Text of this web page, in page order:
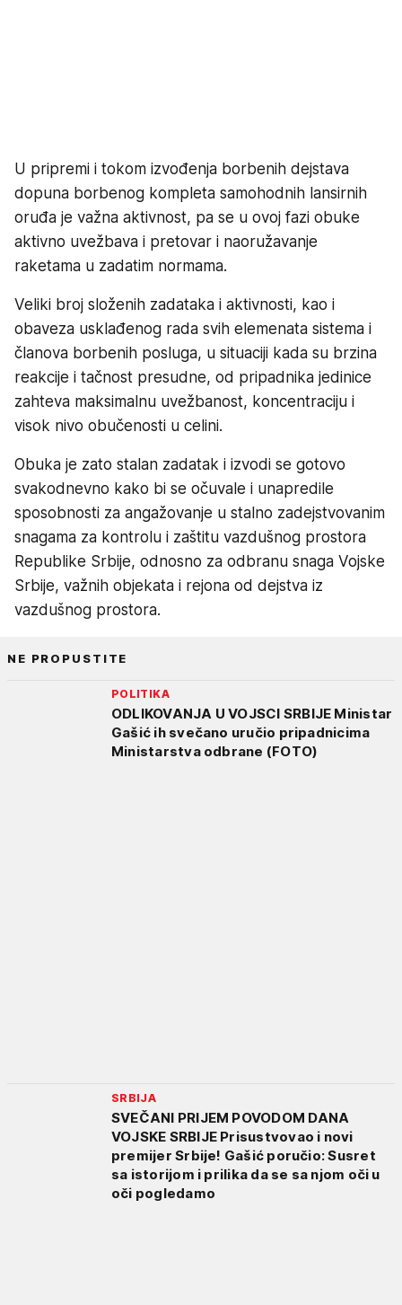
U pripremi i tokom izvođenja borbenih dejstava
dopuna borbenog kompleta samohodnih lansirnih
oruđa je važna aktivnost, pa se u ovoj fazi obuke
aktivno uvežbava i pretovar i naoružavanje
raketama u zadatim normama.
Veliki broj složenih zadataka i aktivnosti, kao i
obaveza usklađenog rada svih elemenata sistema i
članova borbenih posluga, u situaciji kada su brzina
reakcije i tačnost presudne, od pripadnika jedinice
zahteva maksimalnu uvežbanost, koncentraciju i
visok nivo obučenosti u celini.
Obuka je zato stalan zadatak i izvodi se gotovo
svakodnevno kako bi se očuvale i unapredile
sposobnosti za angažovanje u stalno zadejstvovanim
snagama za kontrolu i zaštitu vazdušnog prostora
Republike Srbije, odnosno za odbranu snaga Vojske
Srbije, važnih objekata i rejona od dejstva iz
vazdušnog prostora.
NE PROPUSTITE
POLITIKA
ODLIKOVANJA U VOJSCI SRBIJE Ministar
Gašić ih svečano uručio pripadnicima
Ministarstva odbrane (FOTO)
SRBIJA
SVEČANI PRIJEM POVODOM DANA
VOJSKE SRBIJE Prisustvovao i novi
premijer Srbije! Gašić poručio: Susret
sa istorijom i prilika da se sa njom oči u
oči pogledamo